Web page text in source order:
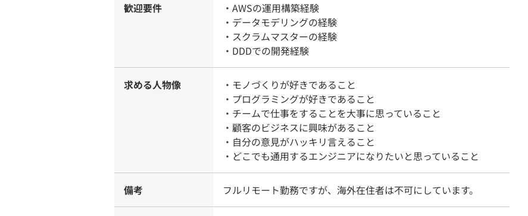
歓迎要件
・AWSの運用構築経験
・データモデリングの経験
・スクラムマスターの経験
・DDDでの開発経験
求める人物像
・モノづくりが好きであること
・プログラミングが好きであること
・チームで仕事をすることを大事に思っていること
・顧客のビジネスに興味があること
・自分の意見がハッキリ言えること
・どこでも通用するエンジニアになりたいと思っていること
備考 フルリモート勤務ですが、海外在住者は不可にしています。